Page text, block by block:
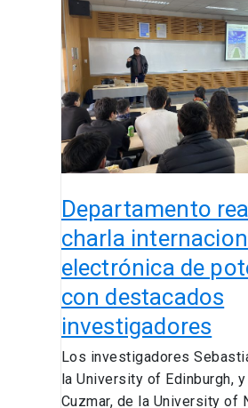
Departamento
charla
electrónica de
con destacados
investigadores
Los investigadores
la University of Edinburgh,
Cuzmar, de la University of
realizó
charla
internacional
sobre
electrónica
de
potencia
con
investigadores